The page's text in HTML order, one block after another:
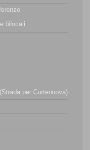
bilocali
per Cortenuova)